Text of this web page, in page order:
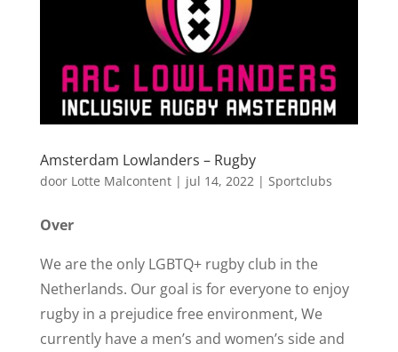
Amsterdam Lowlanders – Rugby
door Lotte Malcontent| jul 14, 2022 | Sportclubs
Over
We are the only LGBTQ+ rugby club in the
Netherlands. Our goal is for everyone to enjoy
rugby in a prejudice free environment, We
currently have a men’s and women’s side and